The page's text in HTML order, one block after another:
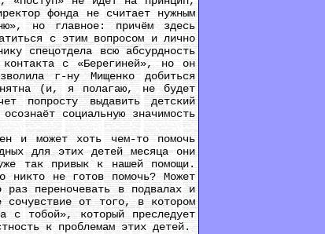
фонда не считает нужным
но главное: причём здесь
с этим вопросом и лично
спецотдела всю абсурдность
с «Берегиней», но он
г-ну Мищенко добиться
(и, я полагаю, не будет
попросту выдавить детский
социальную значимость
и может хоть чем-то помочь
для этих детей месяца они
так привык к нашей помощи.
никто не готов помочь? Может
переночевать в подвалах и
сочувствие от того, в котором
с тобой», который преследует
к проблемам этих детей.